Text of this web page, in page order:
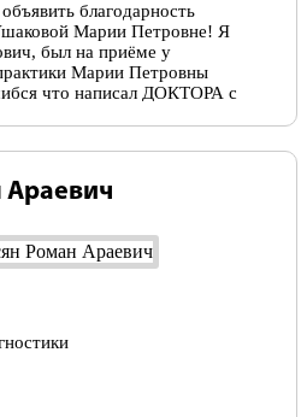
благодарность
Марии Петровне! Я
был на приёме у
Марии Петровны
что написал ДОКТОРА с
специалист. Поставила
боли в груди, стал спать.
знайте это ДОКТОР от
в Санталь№ я
и
за ваш благородный и
бог здоровья и многие лета
Василий Петрович.
Араевич